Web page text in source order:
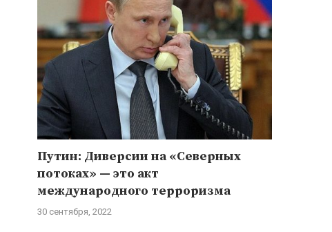
Путин: Диверсии на «Северных
потоках» — это акт
международного терроризма
30 сентября, 2022